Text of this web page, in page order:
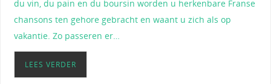
du vin, du pain en du boursin worden u herkenbare Franse
chansons ten gehore gebracht en waant u zich als op
vakantie. Zo passeren er…
LEES VERDER